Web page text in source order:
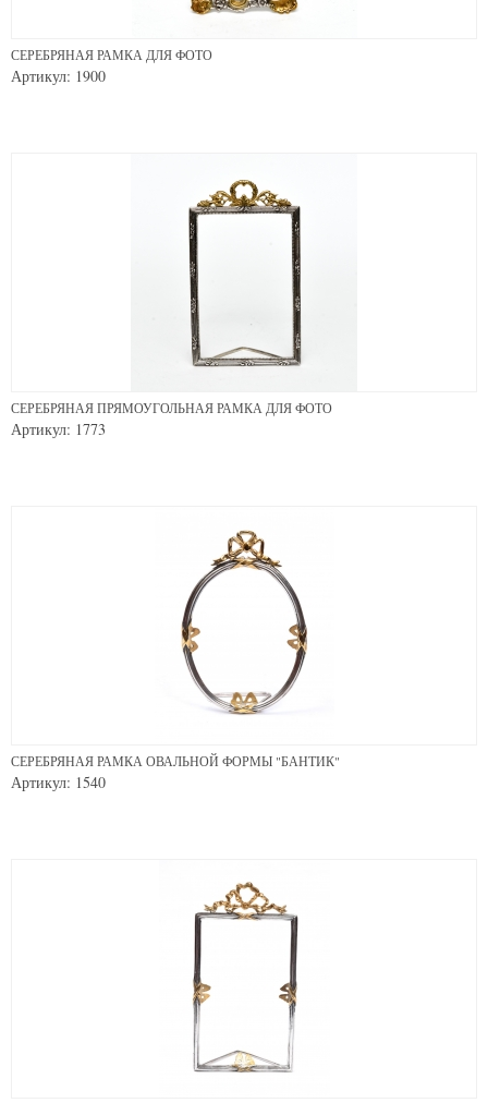
СЕРЕБРЯНАЯ РАМКА ДЛЯ ФОТО
Артикул: 1900
СЕРЕБРЯНАЯ ПРЯМОУГОЛЬНАЯ РАМКА ДЛЯ ФОТО
Артикул: 1773
СЕРЕБРЯНАЯ РАМКА ОВАЛЬНОЙ ФОРМЫ "БАНТИК"
Артикул: 1540